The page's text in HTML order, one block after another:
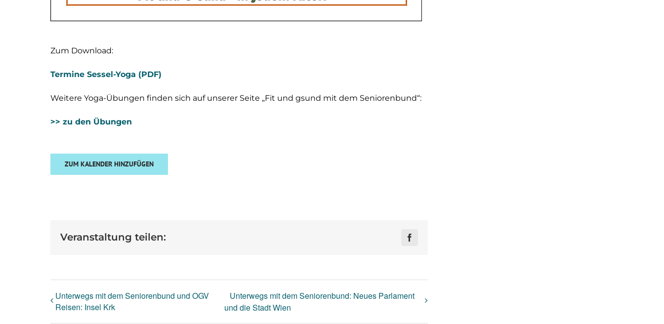
Zum Download:
Termine Sessel-Yoga (PDF)
Weitere Yoga-Übungen finden sich auf unserer Seite „Fit und gsund mit dem Seniorenbund“:
>> zu den Übungen
ZUM KALENDER HINZUFÜGEN
Veranstaltung teilen: Facebook
Unterwegs mit dem Seniorenbund und OGV
Reisen: Insel Krk
Unterwegs mit dem Seniorenbund: Neues Parlament
und die Stadt Wien